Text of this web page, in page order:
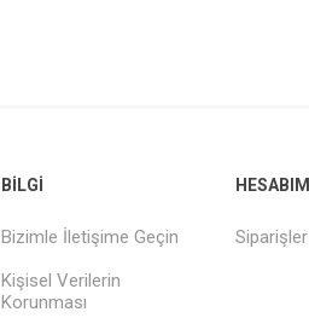
BILGI
Bizimle İletişime Geçin
Kişisel Verilerin
Korunması
HESABIM
Siparişler